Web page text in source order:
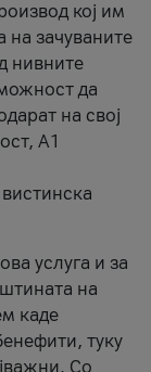
кој им
зачуваните
нивните
да
на свој
А1
услуга и за
на
каде
туку
Со